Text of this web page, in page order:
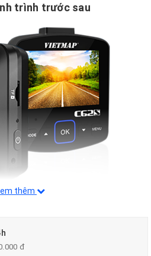
trình trước sau
& sau: Ghi hình Ngày & Đêm
thêm
đ